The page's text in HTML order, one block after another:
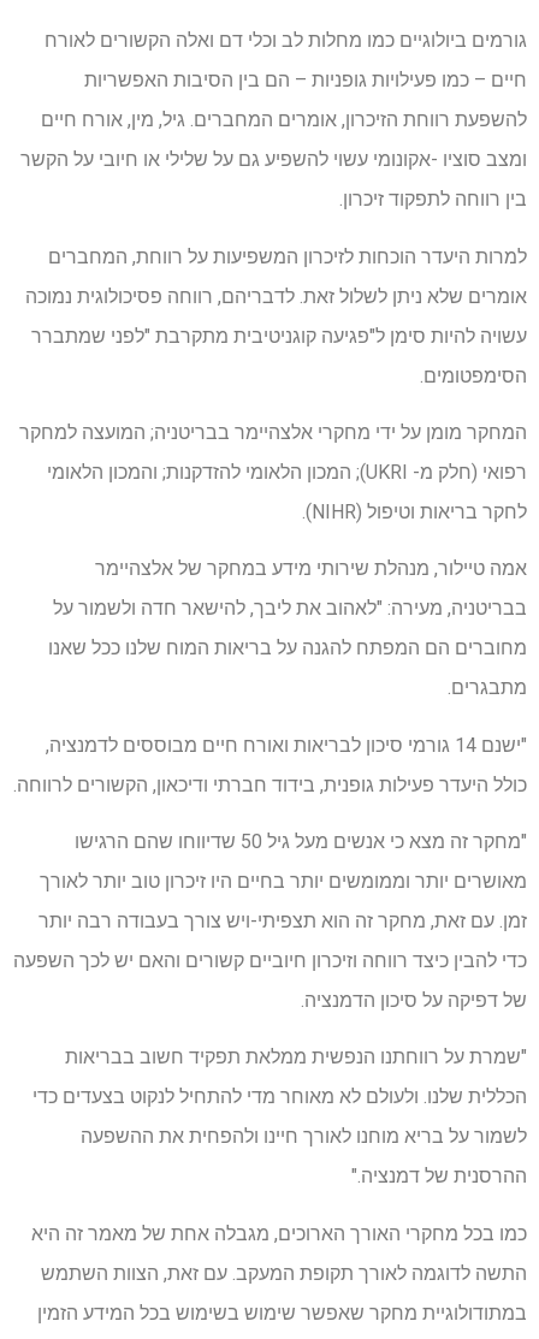
גורמים ביולוגיים כמו מחלות לב וכלי דם ואלה הקשורים לאורח
חיים – כמו פעילויות גופניות – הם בין הסיבות האפשריות
להשפעת רווחת הזיכרון, אומרים המחברים. גיל, מין, אורח חיים
ומצב סוציו -אקונומי עשוי להשפיע גם על שלילי או חיובי על הקשר
בין רווחה לתפקוד זיכרון.
למרות היעדר הוכחות לזיכרון המשפיעות על רווחת, המחברים
אומרים שלא ניתן לשלול זאת. לדבריהם, רווחה פסיכולוגית נמוכה
עשויה להיות סימן ל"פגיעה קוגניטיבית מתקרבת "לפני שמתברר
הסימפטומים.
המחקר מומן על ידי מחקרי אלצהיימר בבריטניה; המועצה למחקר
רפואי (חלק מ- UKRI); המכון הלאומי להזדקנות; והמכון הלאומי
לחקר בריאות וטיפול (NIHR).
אמה טיילור, מנהלת שירותי מידע במחקר של אלצהיימר
בבריטניה, מעירה: "לאהוב את ליבך, להישאר חדה ולשמור על
מחוברים הם המפתח להגנה על בריאות המוח שלנו ככל שאנו
מתבגרים.
"ישנם 14 גורמי סיכון לבריאות ואורח חיים מבוססים לדמנציה,
כולל היעדר פעילות גופנית, בידוד חברתי ודיכאון, הקשורים לרווחה.
"מחקר זה מצא כי אנשים מעל גיל 50 שדיווחו שהם הרגישו
מאושרים יותר וממומשים יותר בחיים היו זיכרון טוב יותר לאורך
זמן. עם זאת, מחקר זה הוא תצפיתי-ויש צורך בעבודה רבה יותר
כדי להבין כיצד רווחה וזיכרון חיוביים קשורים והאם יש לכך השפעה
של דפיקה על סיכון הדמנציה.
"שמרת על רווחתנו הנפשית ממלאת תפקיד חשוב בבריאות
הכללית שלנו. ולעולם לא מאוחר מדי להתחיל לנקוט בצעדים כדי
לשמור על בריא מוחנו לאורך חיינו ולהפחית את ההשפעה
ההרסנית של דמנציה."
כמו בכל מחקרי האורך הארוכים, מגבלה אחת של מאמר זה היא
התשה לדוגמה לאורך תקופת המעקב. עם זאת, הצוות השתמש
במתודולוגיית מחקר שאפשר שימוש בשימוש בכל המידע הזמין